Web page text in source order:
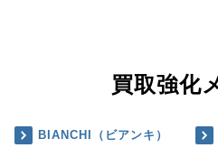
買取強化
BIANCHI（ビアンキ）